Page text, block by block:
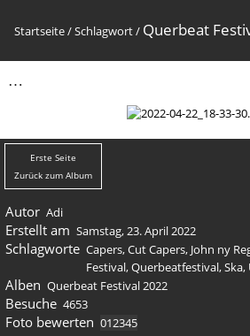
Startseite/Schlagwort/ Querbeat
Erste Seite
Zurück zum Album
Autor Adi
Erstellt am Samstag, 23. April 2022
Schlagworte Capers,Cut Capers, John ny
Festival,Querbeatfestival,Ska,
Alben Querbeat Festival 2022
Besuche 4653
Foto bewerten